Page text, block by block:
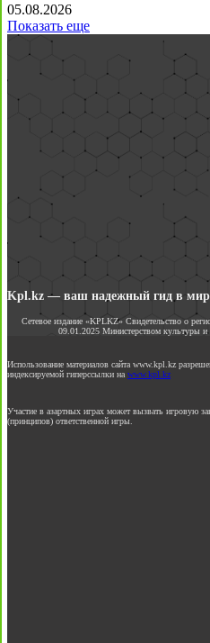
05.08.2026
Показать еще
Kpl.kz — ваш надежный гид в мире
Сетевое издание «KPLKZ» Свидетельство о
09.01.2025 Министерством культуры и
Использование материалов сайта www.kpl.kz
индексируемой гиперссылки на www.kpl.kz
Участие в азартных играх может вызвать игровую
(принципов) ответственной игры.